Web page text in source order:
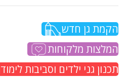
הקמת גן חדש
המלצות מלקוחות
תכנון גני ילדים וסביבות לימוד